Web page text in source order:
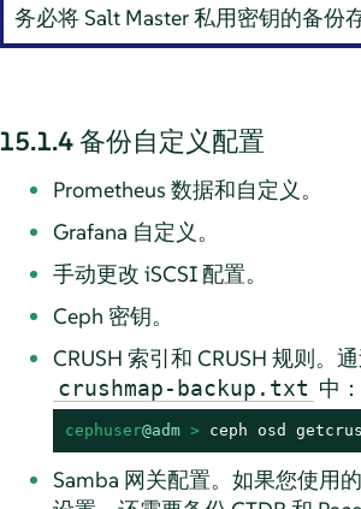
务必将 Salt Master 私用密钥的备份
15.1.4备份自定义配置
Prometheus 数据和自定义。
Grafana 自定义。
手动更改 iSCSI 配置。
Ceph 密钥。
CRUSH 索引和 CRUSH 规则。
crushmap-backup.txt 中：
cephuser@adm > ceph osd
Samba 网关配置。如果您使用